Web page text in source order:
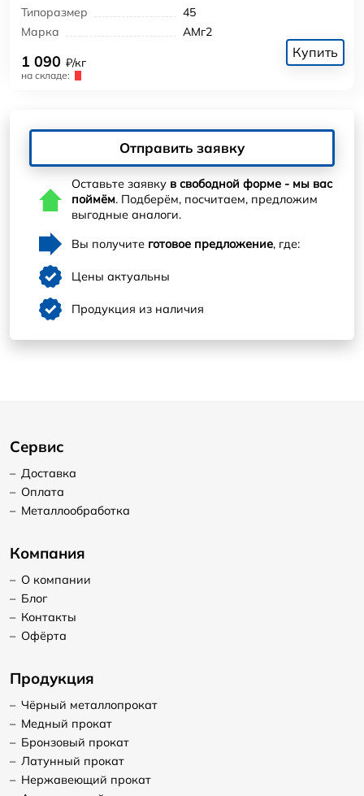
Типоразмер
45
Марка
АМг2
1 090 ₽/кг
на складе:
Купить
Отправить заявку
Оставьте заявку в свободной форме - мы вас
поймём. Подберём, посчитаем, предложим
выгодные аналоги.
Вы получите готовое предложение, где:
Цены актуальны
Продукция из наличия
Сервис
– Доставка
– Оплата
– Металлообработка
Компания
– О компании
– Блог
– Контакты
– Офёрта
Продукция
– Чёрный металлопрокат
– Медный прокат
– Бронзовый прокат
– Латунный прокат
– Нержавеющий прокат